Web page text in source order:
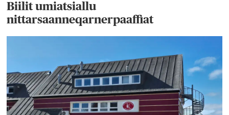
Biilit umiatsiallu
nittarsaanneqarnerpaaffiat